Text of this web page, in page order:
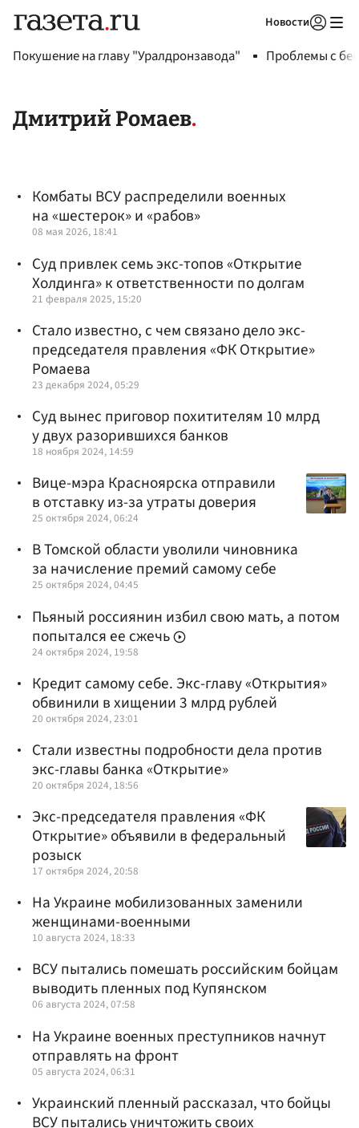
Новости
Покушение на главу "Уралдронзавода" Проблемы с
Дмитрий Ромаев
Комбаты ВСУ распределили военных
на «шестерок» и «рабов»
08 мая 2026, 18:41
Суд привлек семь экс-топов «Открытие
Холдинга» к ответственности по долгам
21 февраля 2025, 15:20
Стало известно, с чем связано дело экс-
председателя правления «ФК Открытие»
Ромаева
23 декабря 2024, 05:29
Суд вынес приговор похитителям 10 млрд
у двух разорившихся банков
18 ноября 2024, 14:59
Вице-мэра Красноярска отправили
в отставку из-за утраты доверия
25 октября 2024, 06:24
В Томской области уволили чиновника
за начисление премий самому себе
25 октября 2024, 04:45
Пьяный россиянин избил свою мать, а потом
попытался ее сжечь
24 октября 2024, 19:58
Кредит самому себе. Экс-главу «Открытия»
обвинили в хищении 3 млрд рублей
20 октября 2024, 23:01
Стали известны подробности дела против
экс-главы банка «Открытие»
20 октября 2024, 18:56
Экс-председателя правления «ФК
Открытие» объявили в федеральный
розыск
17 октября 2024, 20:58
На Украине мобилизованных заменили
женщинами-военными
10 августа 2024, 18:33
ВСУ пытались помешать российским бойцам
выводить пленных под Купянском
06 августа 2024, 07:58
На Украине военных преступников начнут
отправлять на фронт
05 августа 2024, 06:31
Украинский пленный рассказал, что бойцы
ВСУ пытались уничтожить своих